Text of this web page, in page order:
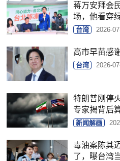
蒋万安拜会
场，他看穿
台湾 2026-
高市早苗感
台湾 2026-
特朗普刚停
专家揭背后
新闻解画
毒油案陈其
了，曝台湾